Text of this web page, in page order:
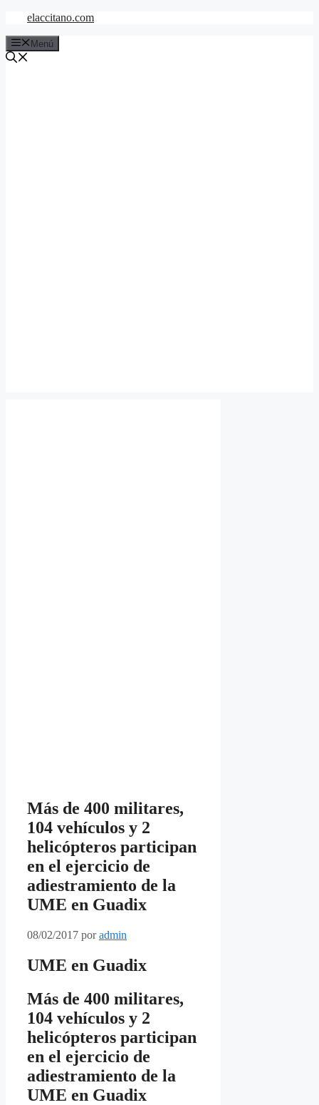
Saltar
contenido
elaccitano.com
Menú
Más de 400 militares,
104 vehículos y 2
helicópteros participan
en el ejercicio de
adiestramiento de la
UME en Guadix
08/02/2017 poradmin
UME en Guadix
Más de 400 militares,
104 vehículos y 2
helicópteros participan
en el ejercicio de
adiestramiento de la
UME en Guadix